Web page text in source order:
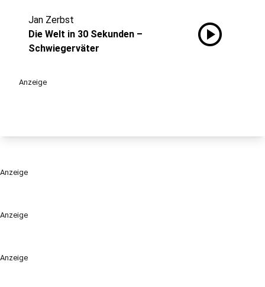
Anzeige
Anzeige
Jan Zerbst
Die Welt in 30 Sekunden –
Schwiegerväter
play_circle
Anzeige
Anzeige